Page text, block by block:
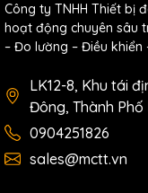
Công ty TNHH Thiết bị
hoạt động chuyên sâu
– Đo lường – Điều khiển
LK12-8, Khu tái
Đông, Thành Phố
0904251826
sales@mctt.vn